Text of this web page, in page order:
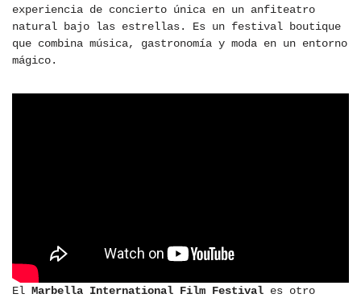
experiencia de concierto única en un anfiteatro
natural bajo las estrellas. Es un festival boutique
que combina música, gastronomía y moda en un entorno
mágico.
El Marbella International Film Festival es otro